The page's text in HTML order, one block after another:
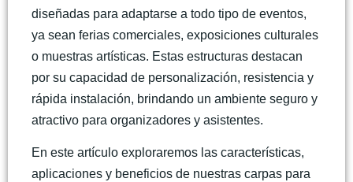
diseñadas para adaptarse a todo tipo de eventos,
ya sean ferias comerciales, exposiciones culturales
o muestras artísticas. Estas estructuras destacan
por su capacidad de personalización, resistencia y
rápida instalación, brindando un ambiente seguro y
atractivo para organizadores y asistentes.
En este artículo exploraremos las características,
aplicaciones y beneficios de nuestras carpas para